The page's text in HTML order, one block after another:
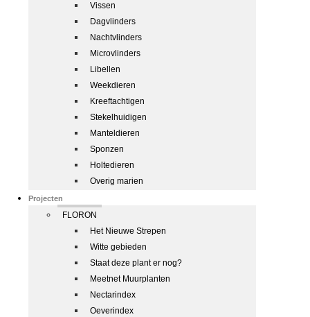
Vissen
Dagvlinders
Nachtvlinders
Microvlinders
Libellen
Weekdieren
Kreeftachtigen
Stekelhuidigen
Manteldieren
Sponzen
Holtedieren
Overig marien
Projecten
FLORON
Het Nieuwe Strepen
Witte gebieden
Staat deze plant er nog?
Meetnet Muurplanten
Nectarindex
Oeverindex